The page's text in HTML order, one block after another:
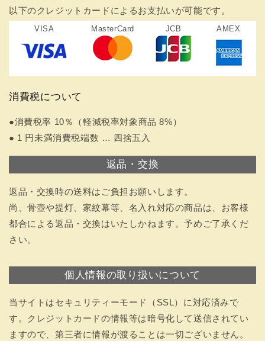
以下のクレジットカードによるお支払いが可能です。
VISA MasterCard JCB AMEX
消費税について
●消費税率 10％（軽減税率対象商品 8%）
● 1 円未満消費税端数 … 四捨五入
返品・交換
返品・交換時の送料はご負担お願いします。
尚、骨壺や提灯、家紋幕等、名入れ対応の商品は、お客様
都合による返品・交換はいたしかねます。予めご了承くだ
さい。
個人情報の取り扱いについて
当サイトはセキュリティーモード（SSL）に対応済みで
す。クレジットカードの情報等は暗号化して送信されてい
ますので、第三者に情報が渡ることは一切ございません。